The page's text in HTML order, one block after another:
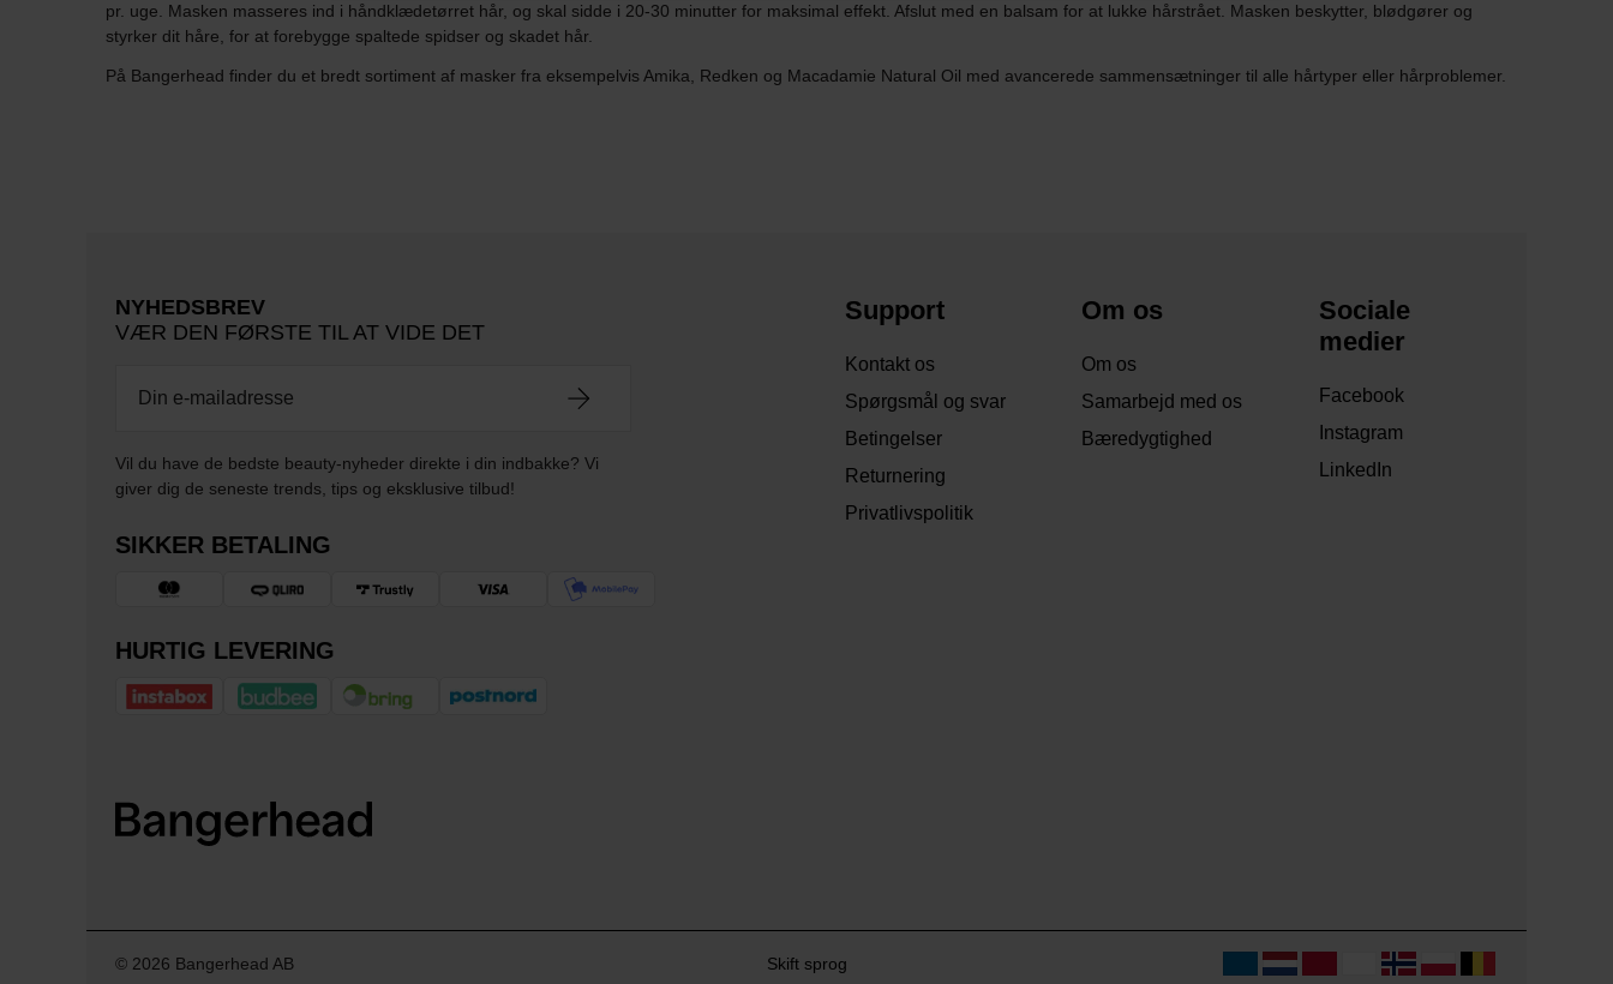
pr. uge. Masken masseres ind i håndklædetørret hår, og skal sidde i 20-30 minutter for maksimal effekt. Afslut med en balsam for at lukke hårstrået. Masken beskytter, blødgører og
styrker dit håre, for at forebygge spaltede spidser og skadet hår.
På Bangerhead finder du et bredt sortiment af masker fra eksempelvis Amika, Redken og Macadamie Natural Oil med avancerede sammensætninger til alle hårtyper eller hårproblemer.
NYHEDSBREV
VÆR DEN FØRSTE TIL AT VIDE DET
Vil du have de bedste beauty-nyheder direkte i din indbakke? Vi
giver dig de seneste trends, tips og eksklusive tilbud!
SIKKER BETALING
HURTIG LEVERING
Support
Kontakt os
Spørgsmål og svar
Betingelser
Returnering
Privatlivspolitik
Om os
Om os
Samarbejd med os
Bæredygtighed
Sociale
medier
Facebook
Instagram
LinkedIn
© 2026 Bangerhead AB Skift sprog